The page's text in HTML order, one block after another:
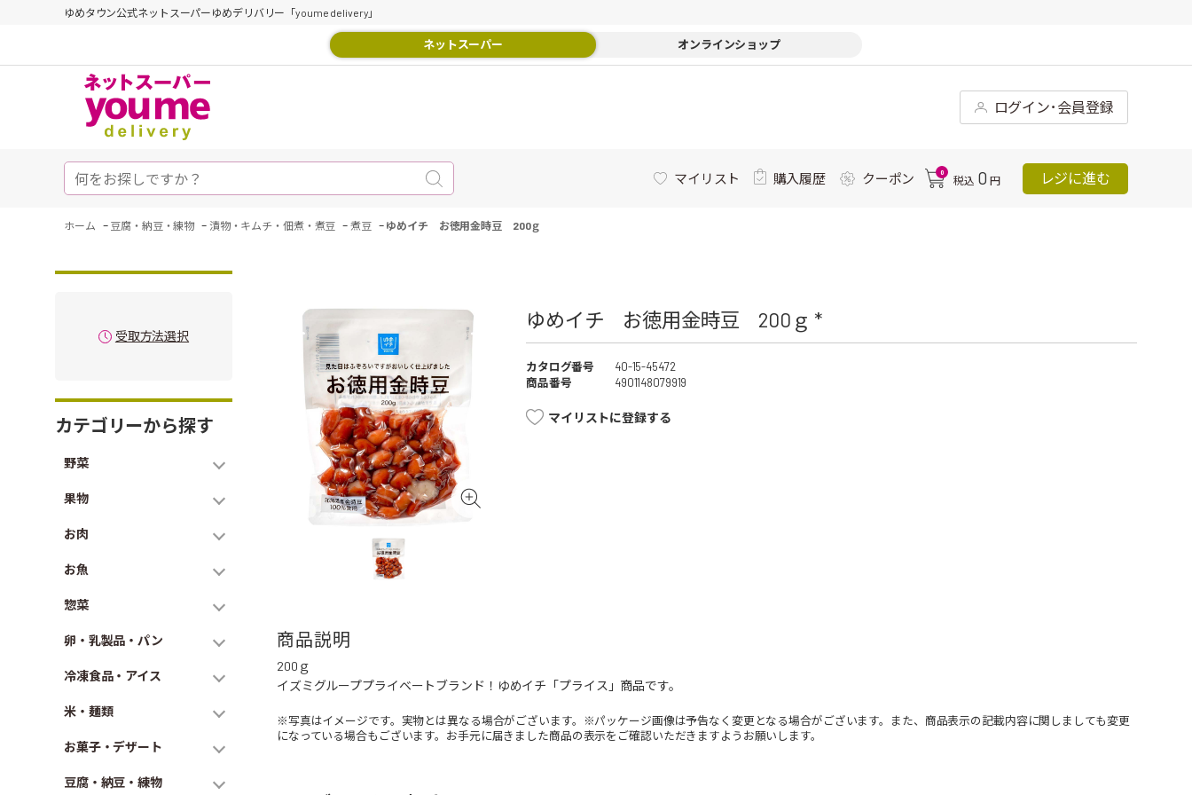
ゆめタウン公式ネットスーパーゆめデリバリー「youme delivery」
ネットスーパー オンラインショップ
ログイン･会員登録
マイリスト 購入履歴 クーポン 0
税込 0 円 レジに進む
ホーム - 豆腐・納豆・練物 - 漬物・キムチ・佃煮・煮豆 - 煮豆 - ゆめイチ お徳用金時豆 200ｇ
受取方法選択
カテゴリーから探す
野菜
果物
お肉
お魚
惣菜
卵・乳製品・パン
冷凍食品・アイス
米・麺類
お菓子・デザート
豆腐・納豆・練物
ゆめイチ お徳用金時豆 200ｇ *
カタログ番号
40-15-45472
商品番号
4901148079919
マイリストに登録する
商品説明
200ｇ
イズミグループプライベートブランド！ゆめイチ「プライス」商品です。
※写真はイメージです。実物とは異なる場合がございます。※パッケージ画像は予告なく変更となる場合がございます。また、商品表示の記載内容に関しましても変更
になっている場合もございます。お手元に届きました商品の表示をご確認いただきますようお願いします。